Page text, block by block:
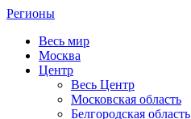
Регионы
Весь мир
Москва
Центр
Весь Центр
Московская область
Белгородская область